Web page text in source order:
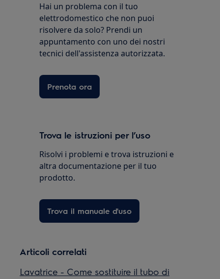
Hai un problema con il tuo
elettrodomestico che non puoi
risolvere da solo? Prendi un
appuntamento con uno dei nostri
tecnici dell'assistenza autorizzata.
Prenota ora
Trova le istruzioni per l’uso
Risolvi i problemi e trova istruzioni e
altra documentazione per il tuo
prodotto.
Trova il manuale d'uso
Articoli correlati
Lavatrice - Come sostituire il tubo di